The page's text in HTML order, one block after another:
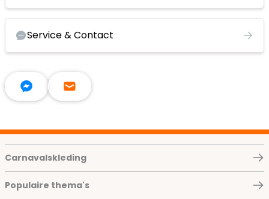
Service & Contact
Carnavalskleding
Populaire thema's